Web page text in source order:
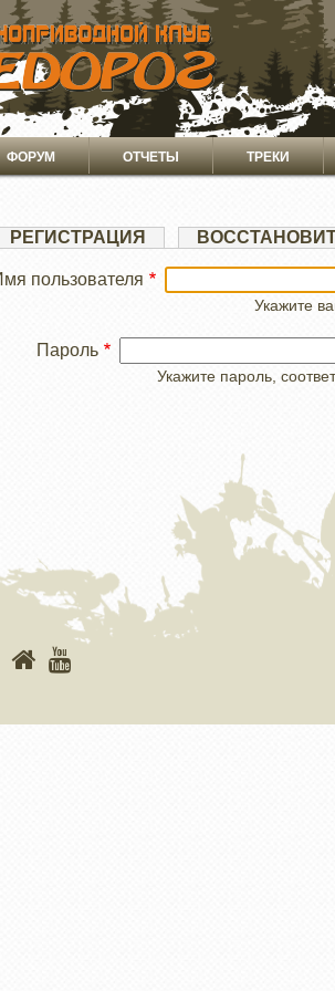
ФОРУМ ОТЧЕТЫ ТРЕКИ
РЕГИСТРАЦИЯ
пользователя
Укажите
Пароль
Укажите пароль,